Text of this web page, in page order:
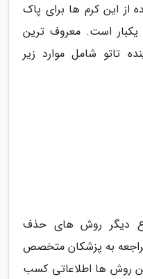
از این کرم ها برای پاک
یکبار است. معروف ترین
تاتو شامل موارد زیر
دیگر روش های حذف
به پزشکان متخصص
روش ها اطلاعاتی کسب